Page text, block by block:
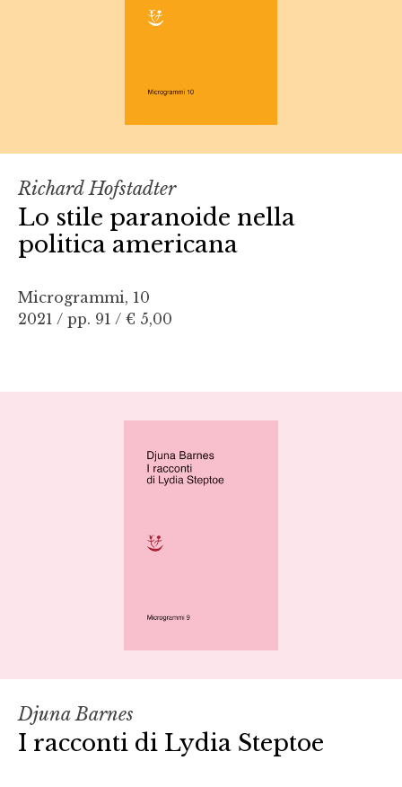
Richard Hofstadter
Lo stile paranoide nella
politica americana
Microgrammi, 10
2021 / pp. 91 / € 5,00
Djuna Barnes
I racconti di Lydia Steptoe